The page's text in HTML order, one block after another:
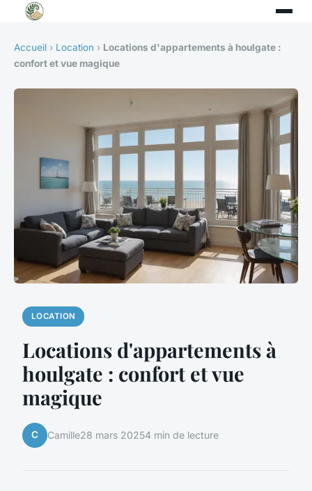
Accueil › Location › Locations d'appartements à houlgate :
confort et vue magique
LOCATION
Locations d'appartements à
houlgate : confort et vue
magique
C Camille28 mars 20254 min de lecture